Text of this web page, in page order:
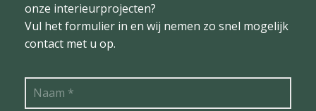
onze interieurprojecten?
Vul het formulier in en wij nemen zo snel mogelijk
contact met u op.